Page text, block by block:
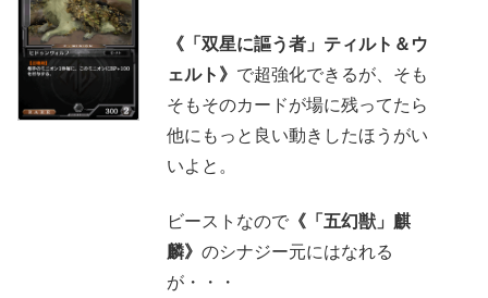
《「双星に謳う者」ティルト＆ウ
ェルト》 で超強化できるが、そも
そもそのカードが場に残ってたら
他にもっと良い動きしたほうがい
いよと。
ビーストなので《「五幻獣」麒
麟》 のシナジー元にはなれる
が・・・